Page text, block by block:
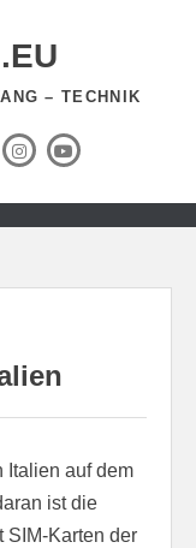
– TECHNIK
InstagramYouTube
Italien auf dem
ist die
SIM-Karten der